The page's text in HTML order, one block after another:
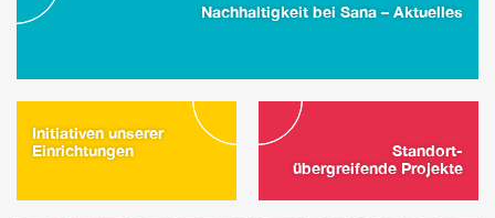
Nachhaltigkeit bei Sana – Aktuelles
Initiativen unserer
Einrichtungen
Standort-
übergreifende Projekte